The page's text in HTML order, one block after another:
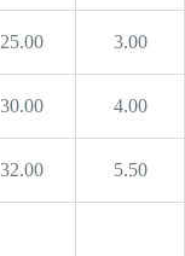
25.00 3.00
30.00 4.00
32.00 5.50